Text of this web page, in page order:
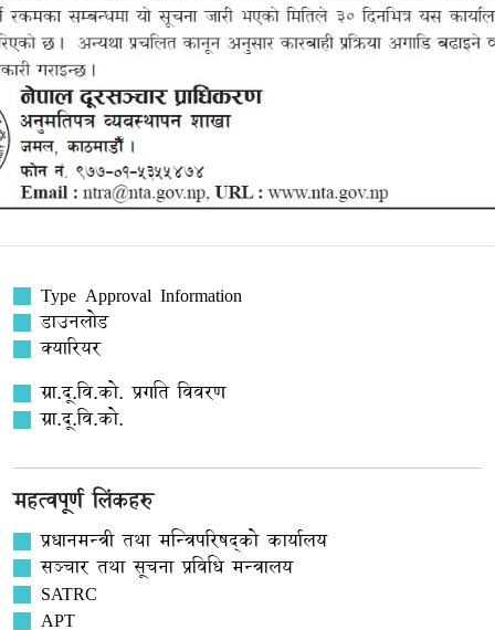
Type Approval Information
डाउनलोड
क्यारियर
ग्रा.दू.वि.को. प्रगति विवरण
ग्रा.दू.वि.को.
महत्वपूर्ण लिंकहरु
प्रधानमन्त्री तथा मन्त्रिपरिषद्को कार्यालय
सञ्‍चार तथा सूचना प्रविधि मन्त्रालय
SATRC
APT